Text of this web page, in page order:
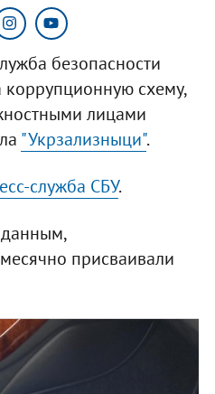
безопасности
схему,
лицами
"Укрзализныци".
служба СБУ.
присваивали